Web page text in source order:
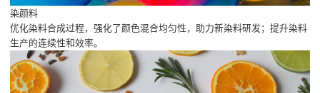
染颜料
优化染料合成过程，强化了颜色混合均匀性，助力新染料研发；提升染料
生产的连续性和效率。